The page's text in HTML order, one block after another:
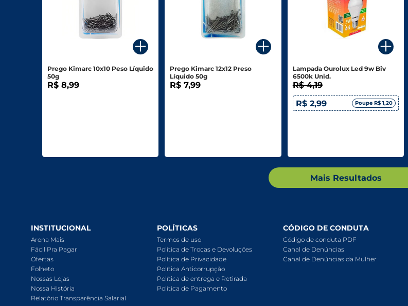
Prego Kimarc 10x10 Peso Líquido
50g
R$ 8,99
Prego Kimarc 12x12 Preso
Líquido 50g
R$ 7,99
Lampada Ourolux Led 9w Biv
6500k Unid.
R$ 4,19
R$ 2,99
Poupe R$ 1,20
Mais Resultados
INSTITUCIONAL
Arena Mais
Fácil Pra Pagar
Ofertas
Folheto
Nossas Lojas
Nossa História
Relatório Transparência Salarial
POLÍTICAS
Termos de uso
Política de Trocas e Devoluções
Política de Privacidade
Política Anticorrupção
Política de entrega e Retirada
Política de Pagamento
CÓDIGO DE CONDUTA
Código de conduta PDF
Canal de Denúncias
Canal de Denúncias da Mulher